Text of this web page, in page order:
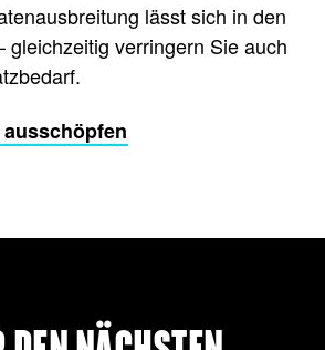
lässt sich in den
gleichzeitig verringern Sie auch